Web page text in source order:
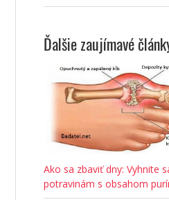
Ďalšie zaujímavé
Ako sa zbaviť dny: Vyhnite
potravinám s obsahom